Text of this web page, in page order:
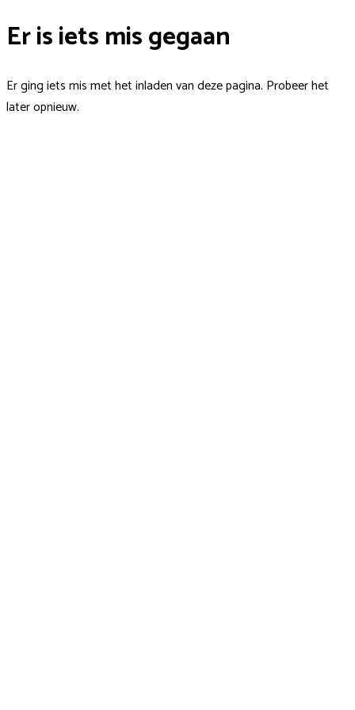
Er is iets mis gegaan
Er ging iets mis met het inladen van deze pagina. Probeer het
later opnieuw.